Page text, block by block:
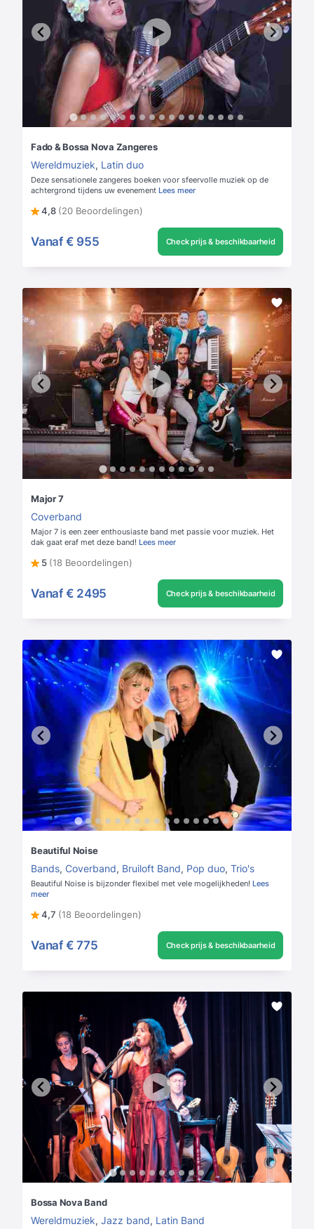
Fado & Bossa Nova Zangeres
Wereldmuziek, Latin duo
Deze sensationele zangeres boeken voor sfeervolle muziek op de
achtergrond tijdens uw evenement Lees meer
4,8 (20 Beoordelingen)
Vanaf € 955 Check prijs & beschikbaarheid
Major 7
Coverband
Major 7 is een zeer enthousiaste band met passie voor muziek. Het
dak gaat eraf met deze band! Lees meer
5 (18 Beoordelingen)
Vanaf € 2495 Check prijs & beschikbaarheid
Beautiful Noise
Bands, Coverband, Bruiloft Band, Pop duo, Trio's
Beautiful Noise is bijzonder flexibel met vele mogelijkheden! Lees
meer
4,7 (18 Beoordelingen)
Vanaf € 775 Check prijs & beschikbaarheid
Bossa Nova Band
Wereldmuziek, Jazz band, Latin Band